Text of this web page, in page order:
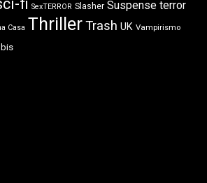
fi SexTERROR Slasher Suspense terror
Casa ThrillerTrash UK Vampirismo